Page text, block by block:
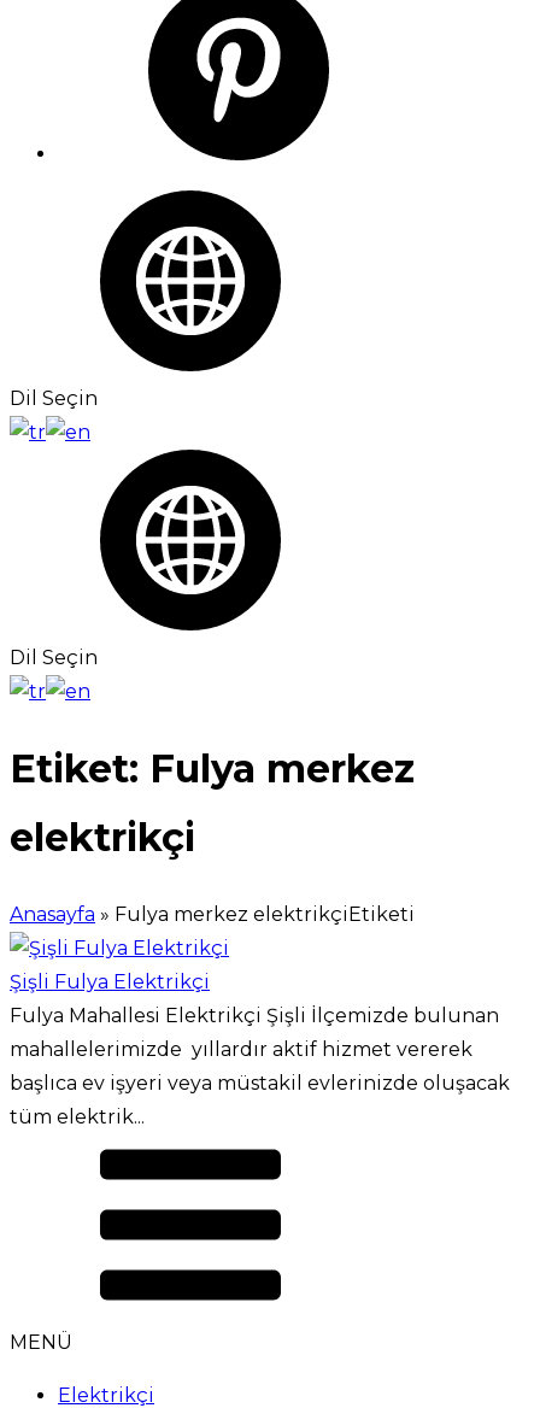
Dil Seçin
Dil Seçin
Etiket: Fulya merkez
elektrikçi
Anasayfa » Fulya merkez elektrikçiEtiketi
Şişli Fulya Elektrikçi
Fulya Mahallesi Elektrikçi Şişli İlçemizde bulunan
mahallelerimizde yıllardır aktif hizmet vererek
başlıca ev işyeri veya müstakil evlerinizde oluşacak
tüm elektrik...
MENÜ
Elektrikçi